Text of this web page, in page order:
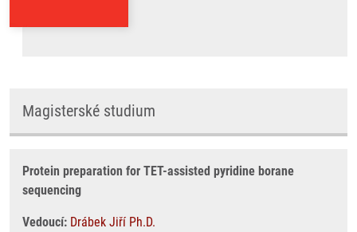
Magisterské studium
Protein preparation for TET-assisted pyridine borane
sequencing
Vedoucí: Drábek Jiří Ph.D.